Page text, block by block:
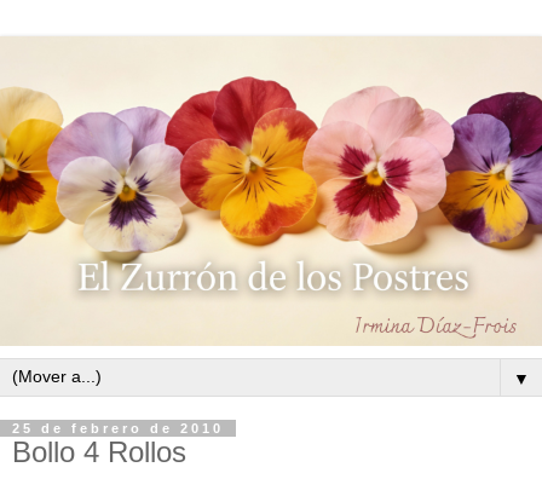
▼
25 de febrero de 2010
Bollo 4 Rollos